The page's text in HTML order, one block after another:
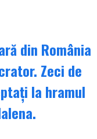
din România
Zeci de
la hramul